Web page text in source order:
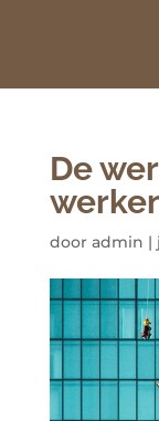
De
door admin |